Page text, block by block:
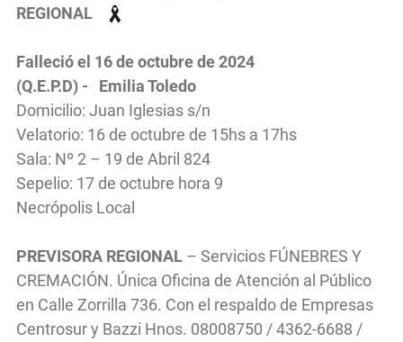
REGIONAL
Falleció el 16 de octubre de 2024
(Q.E.P.D) - Emilia Toledo
Domicilio: Juan Iglesias s/n
Velatorio: 16 de octubre de 15hs a 17hs
Sala: Nº 2 – 19 de Abril 824
Sepelio: 17 de octubre hora 9
Necrópolis Local
PREVISORA REGIONAL – Servicios FÚNEBRES Y
CREMACIÓN. Única Oficina de Atención al Público
en Calle Zorrilla 736. Con el respaldo de Empresas
Centrosur y Bazzi Hnos. 08008750 / 4362-6688 /